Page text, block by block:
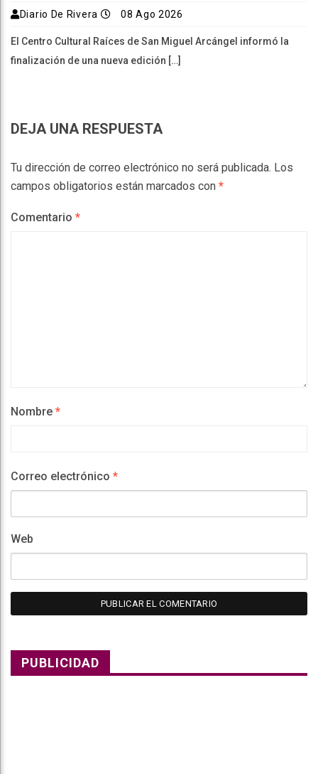
Diario De Rivera 08 Ago 2026
El Centro Cultural Raíces de San Miguel Arcángel informó la
finalización de una nueva edición […]
DEJA UNA RESPUESTA
Tu dirección de correo electrónico no será publicada. Los
campos obligatorios están marcados con *
Comentario *
Nombre *
Correo electrónico *
Web
PUBLICIDAD